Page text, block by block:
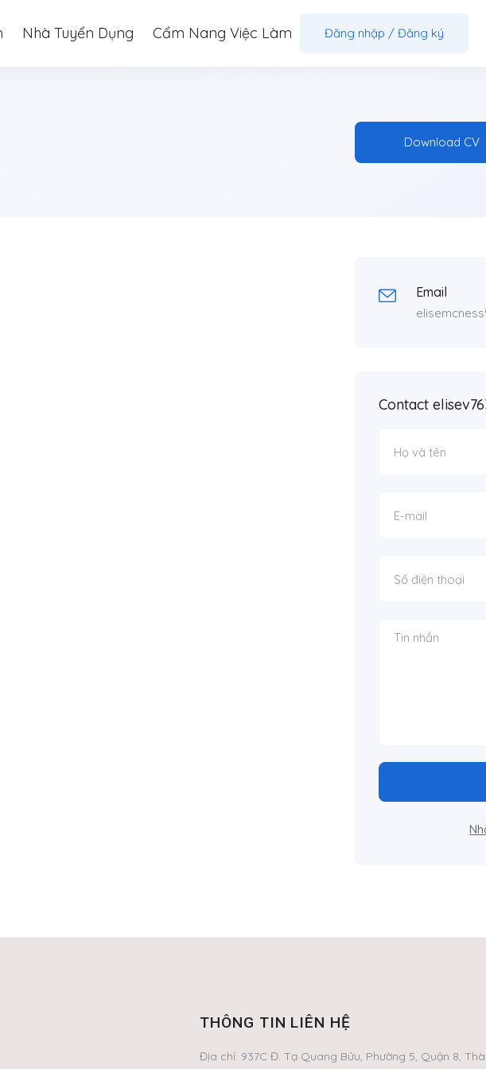
Nhà Tuyển Dụng Cẩm Nang Việc Làm Đăng nhập / Đăng ký
Download CV
Email
Contact
THÔNG TIN LIÊN HỆ
Địa chỉ: 937C Đ. Tạ Quang Bửu, Phường 5, Quận 8,